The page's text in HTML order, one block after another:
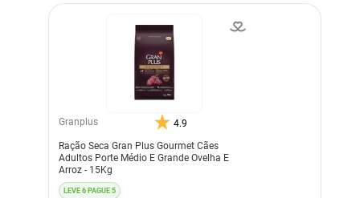
Granplus 4.9
Ração Seca Gran Plus Gourmet Cães
Adultos Porte Médio E Grande Ovelha E
Arroz - 15Kg
LEVE 6 PAGUE 5